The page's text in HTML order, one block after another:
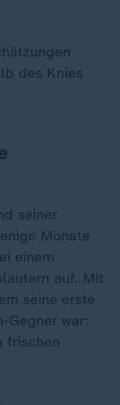
des Knies
seiner
Monate
einem
auf. Mit
seine erste
Gegner war:
frischen